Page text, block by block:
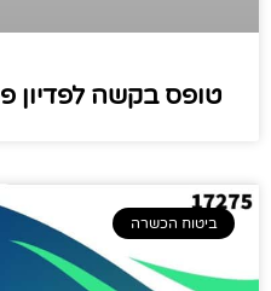
טופס בקשה לפדיון
ביטוח הכשרה